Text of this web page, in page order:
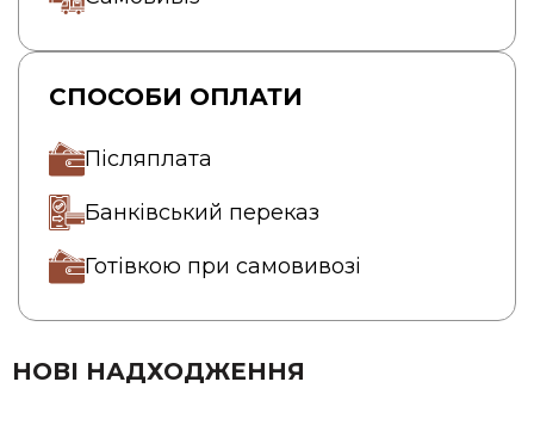
СПОСОБИ ОПЛАТИ
Післяплата
Банківський переказ
Готівкою при самовивозі
НОВІ НАДХОДЖЕННЯ